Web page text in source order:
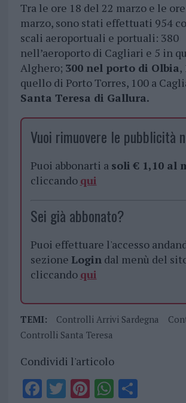
Tra le ore 18 del 22 marzo e le
marzo, sono stati effettuati 954
scali aeroportuali e portuali: 380
nell’aeroporto di Cagliari e 5 in
Alghero; 300 nel porto di Olbia,
quello di Porto Torres, 100 a
Santa Teresa di Gallura.
Vuoi rimuovere le pubblicità
Puoi abbonarti a soli € 1,10 al
cliccando qui
Sei già abbonato?
Puoi effettuare l'accesso
sezione Logindal menù del
cliccando qui
TEMI: Controlli Arrivi Sardegna
Controlli Santa Teresa
Condividi l'articolo
F T PiWS